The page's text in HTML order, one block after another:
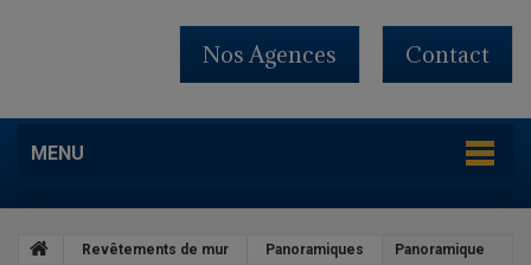
Contact
Nos Agences
MENU
Revêtements de mur Panoramiques
Panoramique